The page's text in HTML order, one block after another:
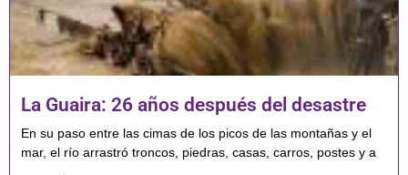
La Guaira: 26 años después del desastre
En su paso entre las cimas de los picos de las montañas y el
mar, el río arrastró troncos, piedras, casas, carros, postes y a